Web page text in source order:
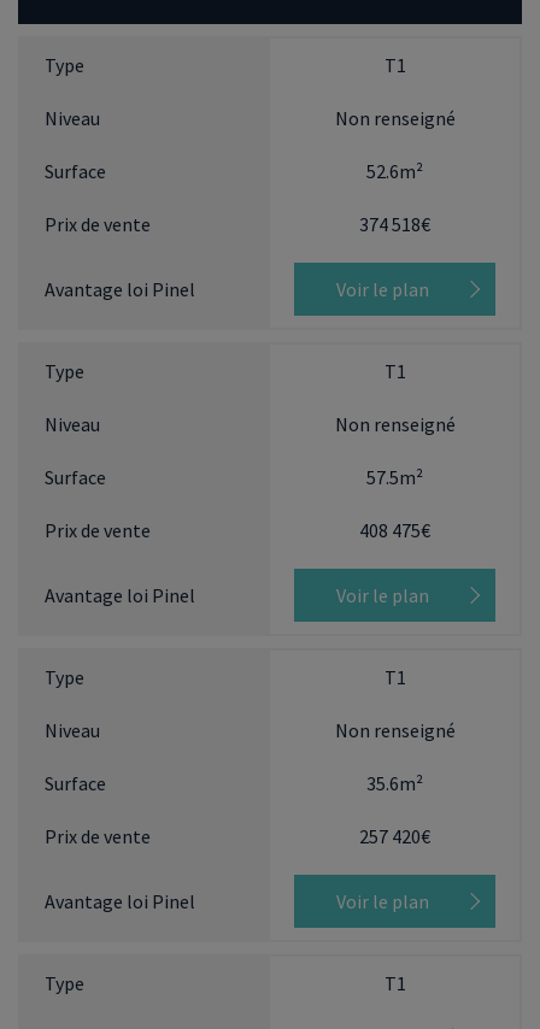
T1
Non renseigné
52.6m²
374 518€
Voir le plan
T1
Non renseigné
57.5m²
408 475€
Voir le plan
T1
Non renseigné
35.6m²
257 420€
Voir le plan
T1